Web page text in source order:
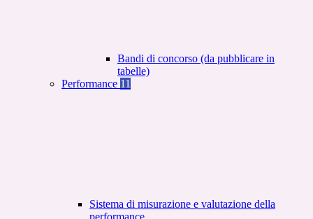
Bandi di concorso (da pubblicare in
tabelle)
Performance 11
Sistema di misurazione e valutazione della